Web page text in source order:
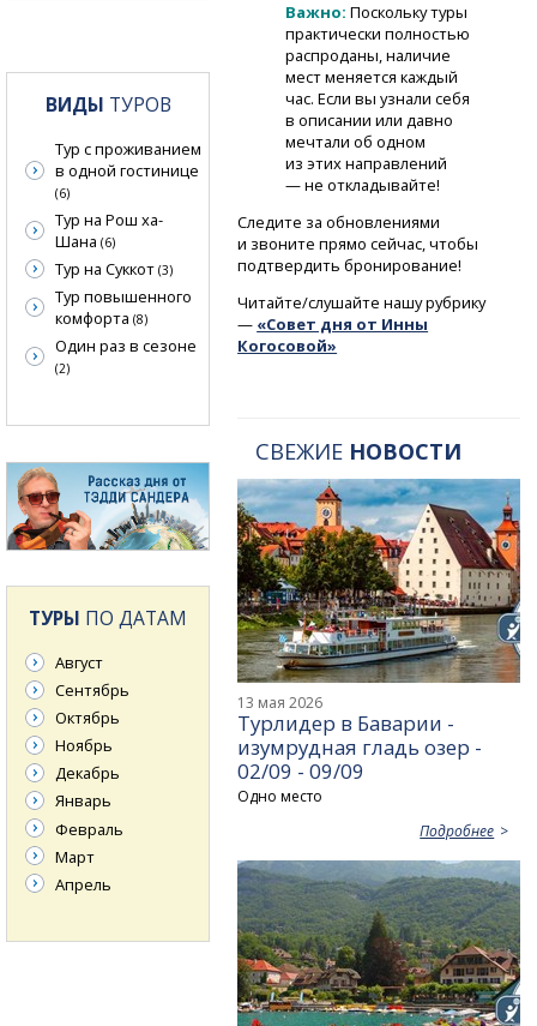
Важно: Поскольку туры
практически полностью
распроданы, наличие
мест меняется каждый
час. Если вы узнали себя
в описании или давно
мечтали об одном
из этих направлений
— не откладывайте!
Следите за обновлениями
и звоните прямо сейчас, чтобы
подтвердить бронирование!
Читайте/слушайте нашу рубрику
— «Совет дня от Инны
Когосовой»
СВЕЖИЕ НОВОСТИ
13 мая 2026
Турлидер в Баварии -
изумрудная гладь озер -
02/09 - 09/09
Одно место
Подробнее
ВИДЫ ТУРОВ
Тур с проживанием
в одной гостинице
(6)
Тур на Рош ха-
Шана (6)
Тур на Суккот (3)
Тур повышенного
комфорта (8)
Один раз в сезоне
(2)
ТУРЫ ПО ДАТАМ
Август
Сентябрь
Октябрь
Ноябрь
Декабрь
Январь
Февраль
Март
Апрель